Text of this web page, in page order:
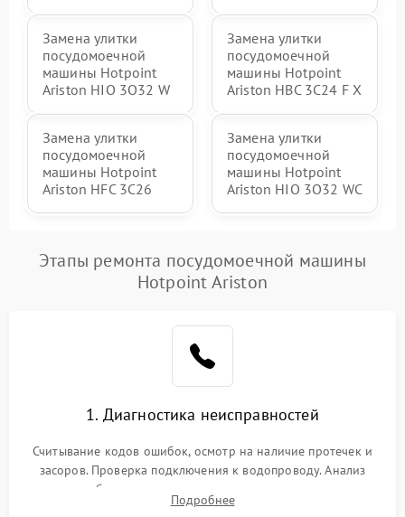
Замена улитки
посудомоечной
машины Hotpoint
Ariston HIO 3O32 W
Замена улитки
посудомоечной
машины Hotpoint
Ariston HBC 3C24 F X
Замена улитки
посудомоечной
машины Hotpoint
Ariston HFC 3C26
Замена улитки
посудомоечной
машины Hotpoint
Ariston HIO 3O32 WC
Этапы ремонта посудомоечной машины
Hotpoint Ariston
1. Диагностика неисправностей
Считывание кодов ошибок, осмотр на наличие протечек и
засоров. Проверка подключения к водопроводу. Анализ
жалоб на отсутствие слива, нагрева, вращения
разбрызгивателей или срабатывание системы защиты
Подробнее